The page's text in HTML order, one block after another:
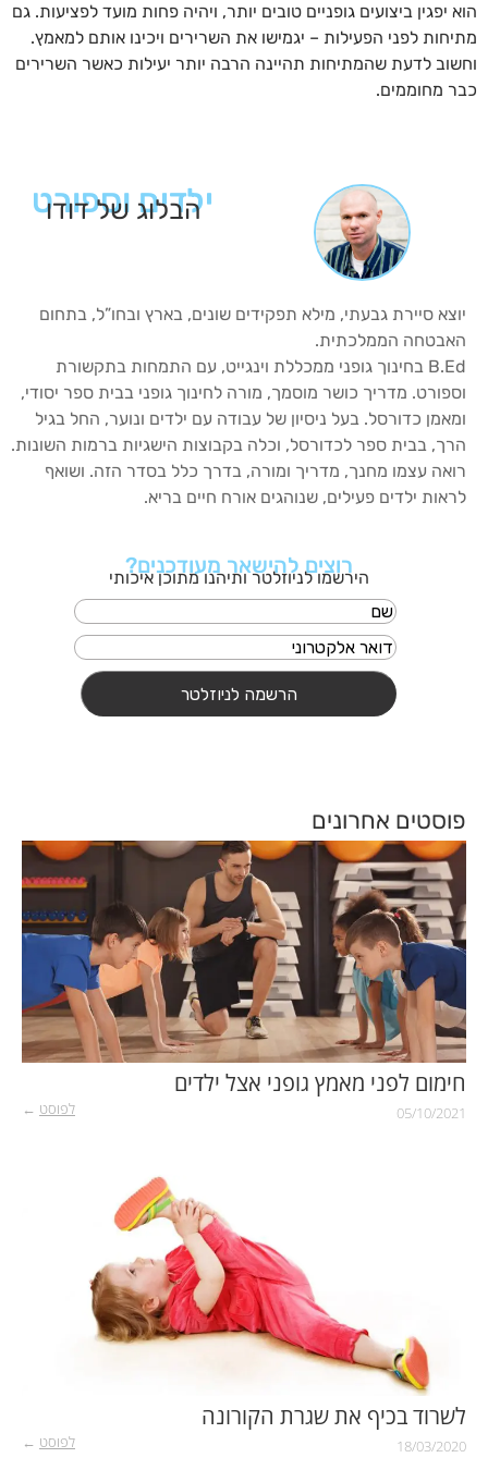
הוא יפגין ביצועים גופניים טובים יותר, ויהיה פחות מועד לפציעות. גם
מתיחות לפני הפעילות – יגמישו את השרירים ויכינו אותם למאמץ.
וחשוב לדעת שהמתיחות תהיינה הרבה יותר יעילות כאשר השרירים
כבר מחוממים.
ילדים וספורט
הבלוג של דודו
יוצא סיירת גבעתי, מילא תפקידים שונים, בארץ ובחו”ל, בתחום
האבטחה הממלכתית.
B.Ed בחינוך גופני ממכללת וינגייט, עם התמחות בתקשורת
וספורט. מדריך כושר מוסמך, מורה לחינוך גופני בבית ספר יסודי,
ומאמן כדורסל. בעל ניסיון של עבודה עם ילדים ונוער, החל בגיל
הרך, בבית ספר לכדורסל, וכלה בקבוצות הישגיות ברמות השונות.
רואה עצמו מחנך, מדריך ומורה, בדרך כלל בסדר הזה. ושואף
לראות ילדים פעילים, שנוהגים אורח חיים בריא.
רוצים להישאר מעודכנים?
הירשמו לניוזלטר ותיהנו מתוכן איכותי
פוסטים אחרונים
חימום לפני מאמץ גופני אצל ילדים
05/10/2021 לפוסט ←
לשרוד בכיף את שגרת הקורונה
18/03/2020 לפוסט ←